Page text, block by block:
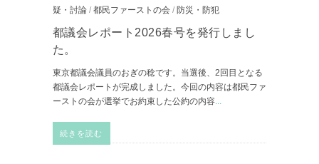
疑・討論 / 都民ファーストの会 / 防災・防犯
都議会レポート2026春号を発行しまし
た。
東京都議会議員のおぎの稔です。当選後、2回目となる
都議会レポートが完成しました。今回の内容は都民ファ
ーストの会が選挙でお約束した公約の内容
続きを読む